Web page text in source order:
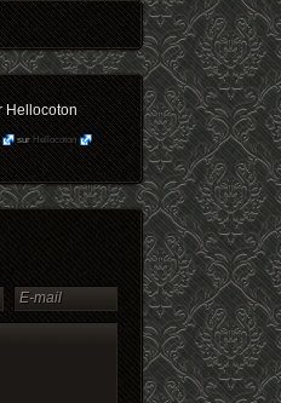
surHellocoton